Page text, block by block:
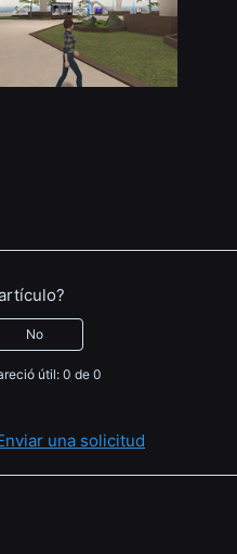
No
útil: 0 de 0
una solicitud